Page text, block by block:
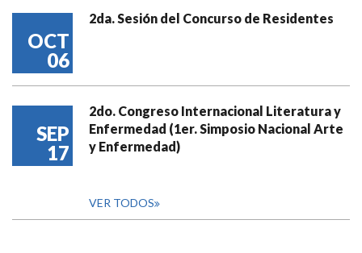
OCT
06
2da. Sesión del Concurso de Residentes
SEP
17
2do. Congreso Internacional Literatura y
Enfermedad (1er. Simposio Nacional Arte
y Enfermedad)
VER TODOS